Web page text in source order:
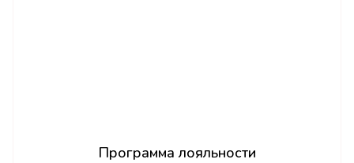
Программа лояльности